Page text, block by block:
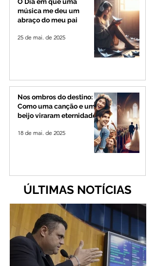
O Dia em que uma
música me deu um
abraço do meu pai
25 de mai. de 2025
Nos ombros do destino:
Como uma canção e um
beijo viraram eternidade
18 de mai. de 2025
ÚLTIMAS NOTÍCIAS